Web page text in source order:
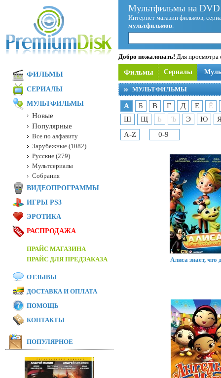
Мультфильмы на
Интернет магазин фильмов,
мультфильмов.
Добро пожаловать! Для просмотра
Фильмы Сериалы
МУЛЬТФИЛЬМЫ
А Б В Г Д Е
Ё
Ш
Щ Ь Ъ Э Ю
A-Z
0-9
Алиса знает, что
ФИЛЬМЫ
СЕРИАЛЫ
МУЛЬТФИЛЬМЫ
Новые
Популярные
Все по алфавиту
Зарубежные (1082)
Русские (279)
Мультсериалы
Собрания
ВИДЕОПРОГРАММЫ
ИГРЫ PS3
ЭРОТИКА
РАСПРОДАЖА
ПРАЙС МАГАЗИНА
ПРАЙС ДЛЯ ПРЕДЗАКАЗА
ОТЗЫВЫ
ДОСТАВКА И ОПЛАТА
ПОМОЩЬ
КОНТАКТЫ
ПОПУЛЯРНОЕ